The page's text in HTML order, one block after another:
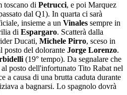
toscano di Petrucci, e poi Marquez
dal Q1). In quarta ci sarà
insieme a un Vinales sempre in
di Espargaro. Scatterà dalla
Ducati, Michele Pirro, sceso in
posto del dolorante Jorge Lorenzo.
(19° tempo). Da segnalare che
al posto dell'infortunato Tito Rabat nel
a causa di una brutta caduta durante
a bagnarsi. Lo spagnolo dovrà